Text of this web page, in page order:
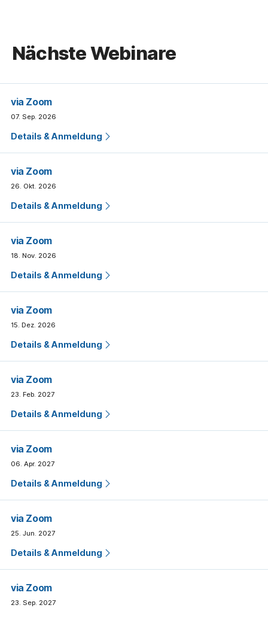
Nächste Webinare
via Zoom
07. Sep. 2026
Details & Anmeldung
via Zoom
26. Okt. 2026
Details & Anmeldung
via Zoom
18. Nov. 2026
Details & Anmeldung
via Zoom
15. Dez. 2026
Details & Anmeldung
via Zoom
23. Feb. 2027
Details & Anmeldung
via Zoom
06. Apr. 2027
Details & Anmeldung
via Zoom
25. Jun. 2027
Details & Anmeldung
via Zoom
23. Sep. 2027